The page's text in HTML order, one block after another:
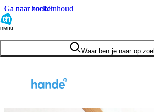
Ga naar hoofdinhoud
Ga naar zoeken
menu
Waar ben je naar op